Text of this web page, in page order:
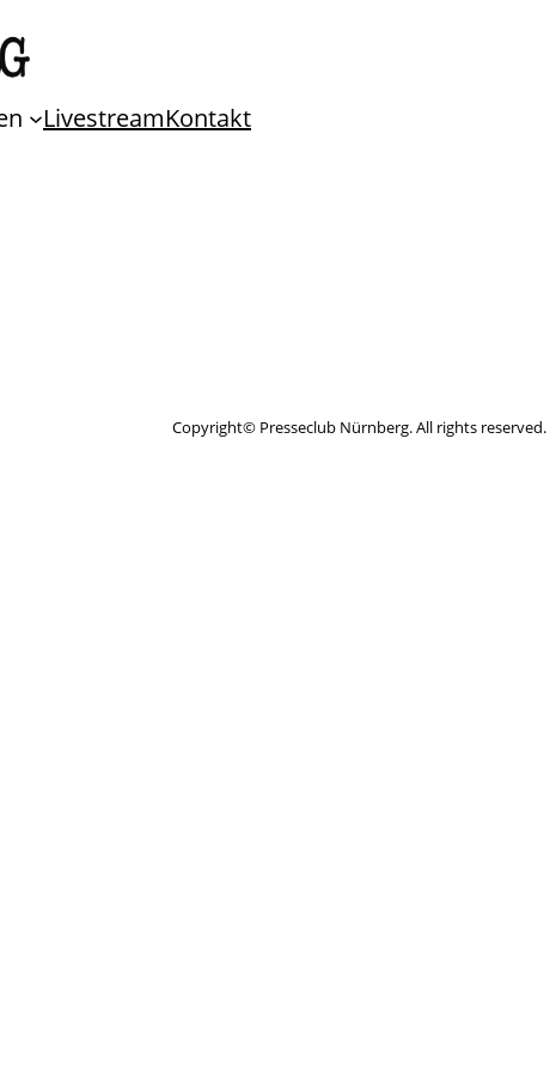
LivestreamKontakt
Copyright© Presseclub Nürnberg. All rights reserved.